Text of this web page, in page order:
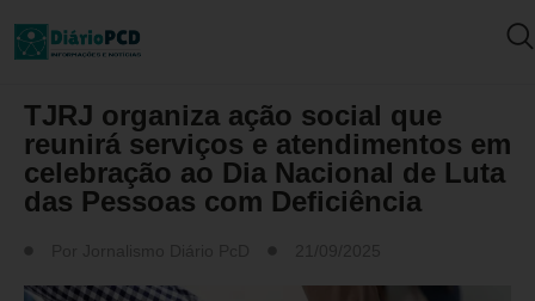
TJRJ organiza ação social que
reunirá serviços e atendimentos em
celebração ao Dia Nacional de Luta
das Pessoas com Deficiência